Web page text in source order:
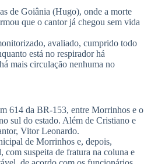
de Goiânia (Hugo), onde a morte
que o cantor já chegou sem vida
avaliado, cumprido todo
está no respirador há
mais circulação nenhuma no
614 da BR-153, entre Morrinhos e o
sul do estado. Além de Cristiano e
Vitor Leonardo.
de Morrinhos e, depois,
suspeita de fratura na coluna e